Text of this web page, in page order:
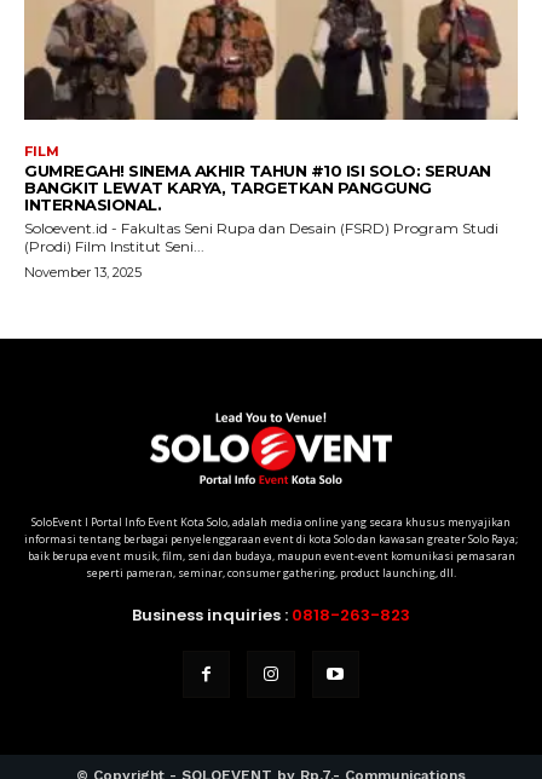
SoloEvent I Portal Info Event Kota Solo, adalah media online yang secara khusus menyajikan
informasi tentang berbagai penyelenggaraan event di kota Solo dan kawasan greater Solo Raya;
baik berupa event musik, film, seni dan budaya, maupun event-event komunikasi pemasaran
seperti pameran, seminar, consumer gathering, product launching, dll.
Business inquiries : 0818-263-823